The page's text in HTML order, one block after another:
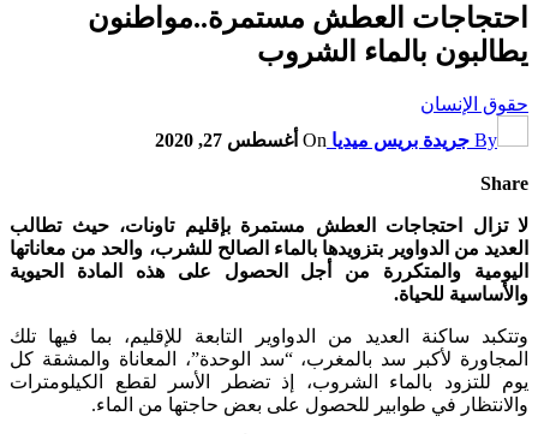
احتجاجات العطش مستمرة..مواطنون
يطالبون بالماء الشروب
حقوق الإنسان
By جريدة بريس ميديا On أغسطس 27, 2020
Share
لا تزال احتجاجات العطش مستمرة بإقليم تاونات، حيث تطالب
العديد من الدواوير بتزويدها بالماء الصالح للشرب، والحد من معاناتها
اليومية والمتكررة من أجل الحصول على هذه المادة الحيوية
والأساسية للحياة.
وتتكبد ساكنة العديد من الدواوير التابعة للإقليم، بما فيها تلك
المجاورة لأكبر سد بالمغرب، “سد الوحدة”، المعاناة والمشقة كل
يوم للتزود بالماء الشروب، إذ تضطر الأسر لقطع الكيلومترات
والانتظار في طوابير للحصول على بعض حاجتها من الماء.